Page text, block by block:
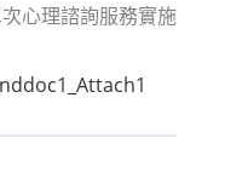
心理諮詢服務實施